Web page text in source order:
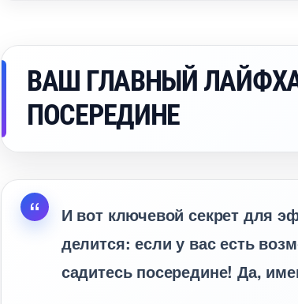
АШ ГЛАВНЫЙ
ПОСЕРЕДИНЕ
И вот ключевой секрет для
делится: если у вас есть
садитесь посередине! Да,